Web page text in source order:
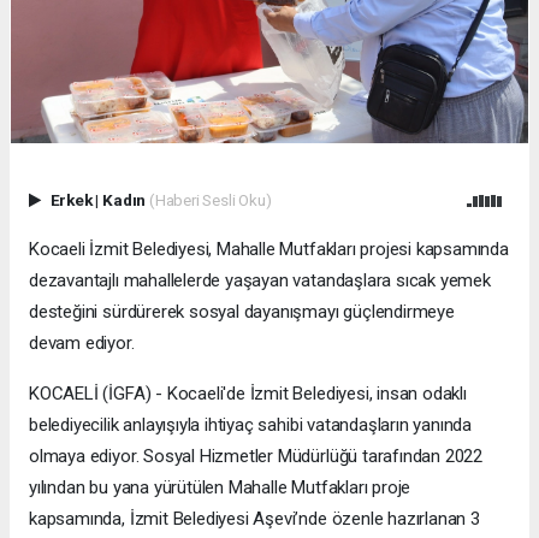
Erkek| Kadın (Haberi Sesli Oku)
Kocaeli İzmit Belediyesi, Mahalle Mutfakları projesi kapsamında
dezavantajlı mahallelerde yaşayan vatandaşlara sıcak yemek
desteğini sürdürerek sosyal dayanışmayı güçlendirmeye
devam ediyor.
KOCAELİ (İGFA) - Kocaeli'de İzmit Belediyesi, insan odaklı
belediyecilik anlayışıyla ihtiyaç sahibi vatandaşların yanında
olmaya ediyor. Sosyal Hizmetler Müdürlüğü tarafından 2022
yılından bu yana yürütülen Mahalle Mutfakları proje
kapsamında, İzmit Belediyesi Aşevi’nde özenle hazırlanan 3